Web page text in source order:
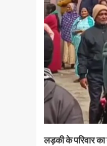
लड़की के परिवार का